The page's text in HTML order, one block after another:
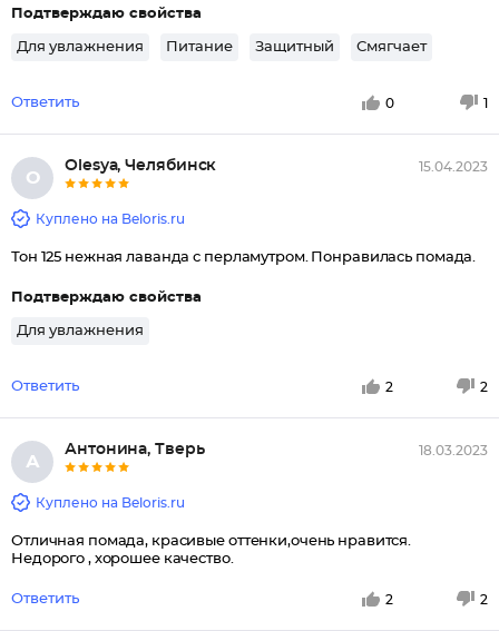
Подтверждаю свойства
Для увлажнения Питание Защитный Смягчает
Ответить 0 1
О
Оlеsуа, Челябинск 15.04.2023
Куплено на Beloris.ru
Тон 125 нежная лаванда с перламутром. Понравилась помада.
Подтверждаю свойства
Для увлажнения
Ответить 2 2
А
Антонина, Тверь 18.03.2023
Куплено на Beloris.ru
Отличная помада, красивые оттенки,очень нравится.
Недорого , хорошее качество.
Ответить 2 2